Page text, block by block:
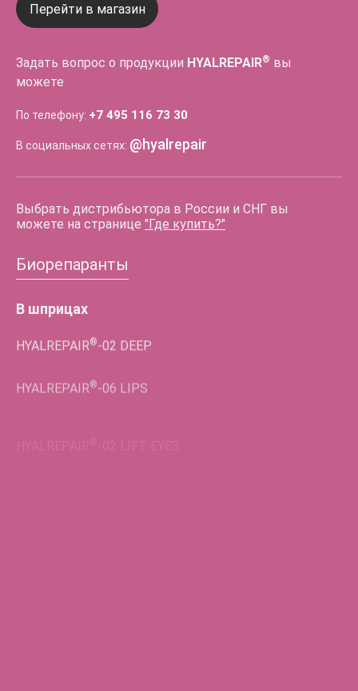
Перейти в магазин
Задать вопрос о продукции HYALREPAIR® вы
можете
По телефону: +7 495 116 73 30
В социальных сетях: @hyalrepair
Выбрать дистрибьютора в России и СНГ вы
можете на странице "Где купить?"
Биорепаранты
В шприцах
HYALREPAIR® -02 DEEP